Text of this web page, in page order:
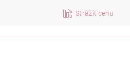
Strážiť cenu